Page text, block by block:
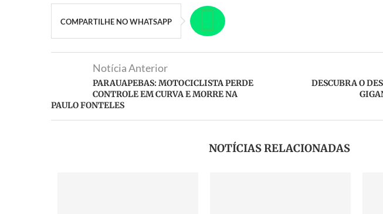
COMPARTILHE NO WHATSAPP
Notícia Anterior
PARAUAPEBAS: MOTOCICLISTA PERDE
CONTROLE EM CURVA E MORRE NA
PAULO FONTELES
DESCUBRA O
NOTÍCIAS RELACIONADAS